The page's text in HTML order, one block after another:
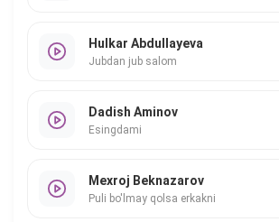
Hulkar Abdullayeva
Jubdan jub salom
Dadish Aminov
Esingdami
Mexroj Beknazarov
Puli bo'lmay qolsa erkakni